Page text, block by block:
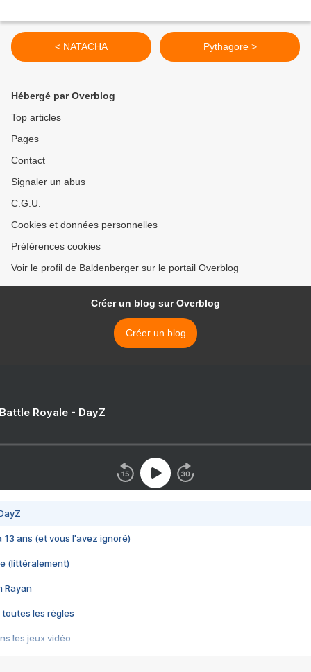
< NATACHA Pythagore >
Hébergé par Overblog
Top articles
Pages
Contact
Signaler un abus
C.G.U.
Cookies et données personnelles
Préférences cookies
Voir le profil de Baldenberger sur le portail Overblog
Créer un blog sur Overblog
Créer un blog
Royale - DayZ
13 ans (et vous l'avez ignoré)
(littéralement)
Rayan
toutes les règles
les jeux vidéo